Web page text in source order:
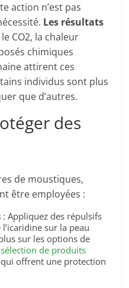
action n’est pas
Les résultats
le CO2, la chaleur
chimiques
attirent ces
individus sont plus
que d’autres.
des
de moustiques,
être employées :
: Appliquez des répulsifs
sur la peau
sur les options de
sélection de produits
offrent une protection